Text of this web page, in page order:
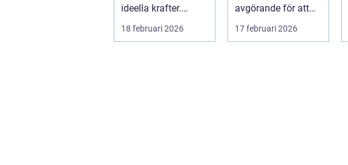
ideella krafter.
Träningshallar ska
18 februari 2026
avgörande för att
främja hälsa och v...
17 februari 2026